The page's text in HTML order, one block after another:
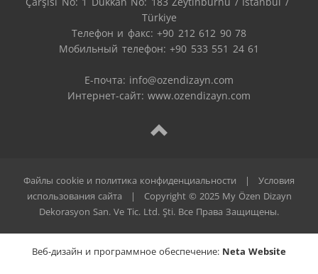
Türkiye
Телефон и факс: +90 212 612 90 78
Мобильный телефон: +90 533 551 24 61
E-почта: info@ozendizayn.com
Интернет-сайт: www.ozendizayn.com
Файлы cookie и политика конфиденциальности |
Условия
использования сайта
|
Copyright © 2025 My Özen Dizayn
Dekorasyon San. Ve Tic. Ltd. Şti. Все Права Защищены.
Веб-дизайн и программное обеспечение: Neta Website